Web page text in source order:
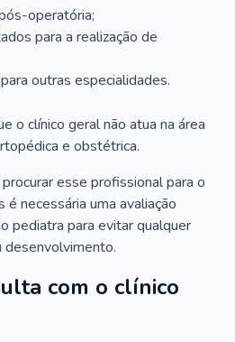
operatória;
para a realização de
outras especialidades.
o clínico geral não atua na área
e obstétrica.
esse profissional para o
é necessária uma avaliação
pediatra para evitar qualquer
com o clínico